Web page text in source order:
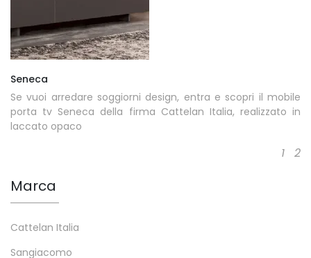
Seneca
Se vuoi arredare soggiorni design, entra e scopri il mobile
porta tv Seneca della firma Cattelan Italia, realizzato in
laccato opaco
1 2
Marca
Cattelan Italia
Sangiacomo